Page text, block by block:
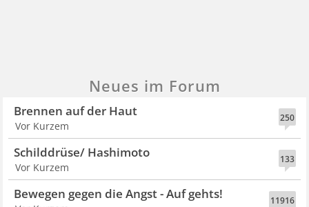
Neues im Forum
250
Brennen auf der Haut
Vor Kurzem
133
Schilddrüse/ Hashimoto
Vor Kurzem
11916
Bewegen gegen die Angst - Auf gehts!